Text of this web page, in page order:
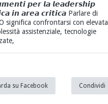
𝙥𝙚𝙧 𝙡𝙖 𝙡𝙚𝙖𝙙𝙚𝙧𝙨𝙝𝙞𝙥
𝙞𝙣 𝙖𝙧𝙚𝙖 𝙘𝙧𝙞𝙩𝙞𝙘𝙖 Parlare di
significa confrontarsi con elevata
assistenziale, tecnologie
su Facebook Condividi